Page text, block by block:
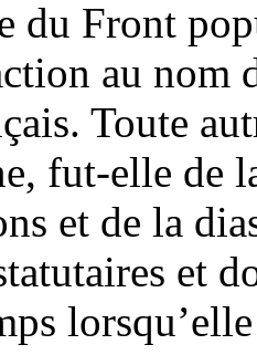
du Front
au nom
Toute
fut-elle de
et de la
et